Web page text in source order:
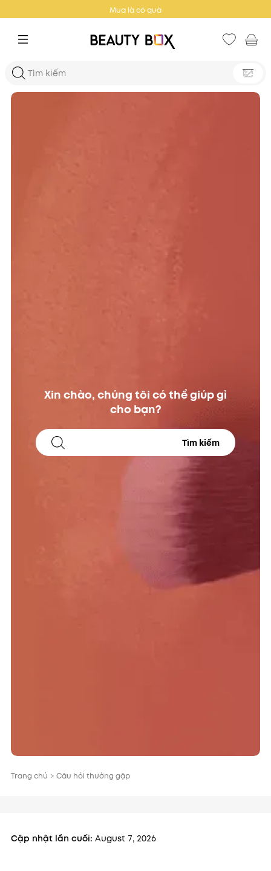
Mua là có quà
Xin chào, chúng tôi có thể giúp gì
cho bạn?
Tìm kiếm
Trang chủ > Câu hỏi thường gặp
Cập nhật lần cuối: August 7, 2026